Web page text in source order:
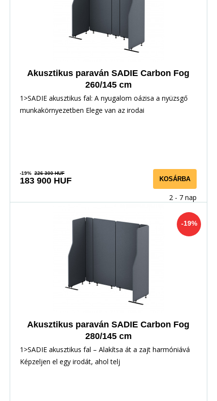
Akusztikus paraván SADIE Carbon Fog
260/145 cm
1>SADIE akusztikus fal: A nyugalom oázisa a nyüzsgő
munkakörnyezetben Elege van az irodai
-19% 226 300 HUF
183 900 HUF KOSÁRBA
2 - 7 nap
-19%
Akusztikus paraván SADIE Carbon Fog
280/145 cm
1>SADIE akusztikus fal – Alakítsa át a zajt harmóniává
Képzeljen el egy irodát, ahol telj